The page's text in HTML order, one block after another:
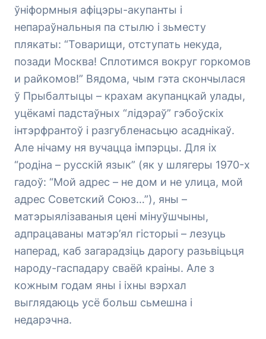
ўніформныя афіцэры-акупанты і
непараўнальныя па стылю і зьместу
плякаты: “Товарищи, отступать некуда,
позади Москва! Сплотимся вокруг горкомов
и райкомов!” Вядома, чым гэта скончылася
ў Прыбалтыцы – крахам акупанцкай улады,
уцёкамі падстаўных “лідэраў” гэбоўскіх
інтэрфрантоў і разгубленасьцю асаднікаў.
Але нічаму ня вучацца імпэрцы. Для іх
“родіна – русскій язык” (як у шлягеры 1970-х
гадоў: “Мой адрес – не дом и не улица, мой
адрес Советский Союз…”), яны –
матэрыялізаваныя цені мінуўшчыны,
адпрацаваны матэр’ял гісторыі – лезуць
наперад, каб загарадзіць дарогу разьвіцьця
народу-гаспадару сваёй краіны. Але з
кожным годам яны і іхны вэрхал
выглядаюць усё больш сьмешна і
недарэчна.